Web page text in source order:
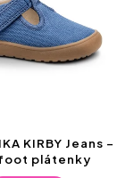
KIRBY Jeans –
plátenky